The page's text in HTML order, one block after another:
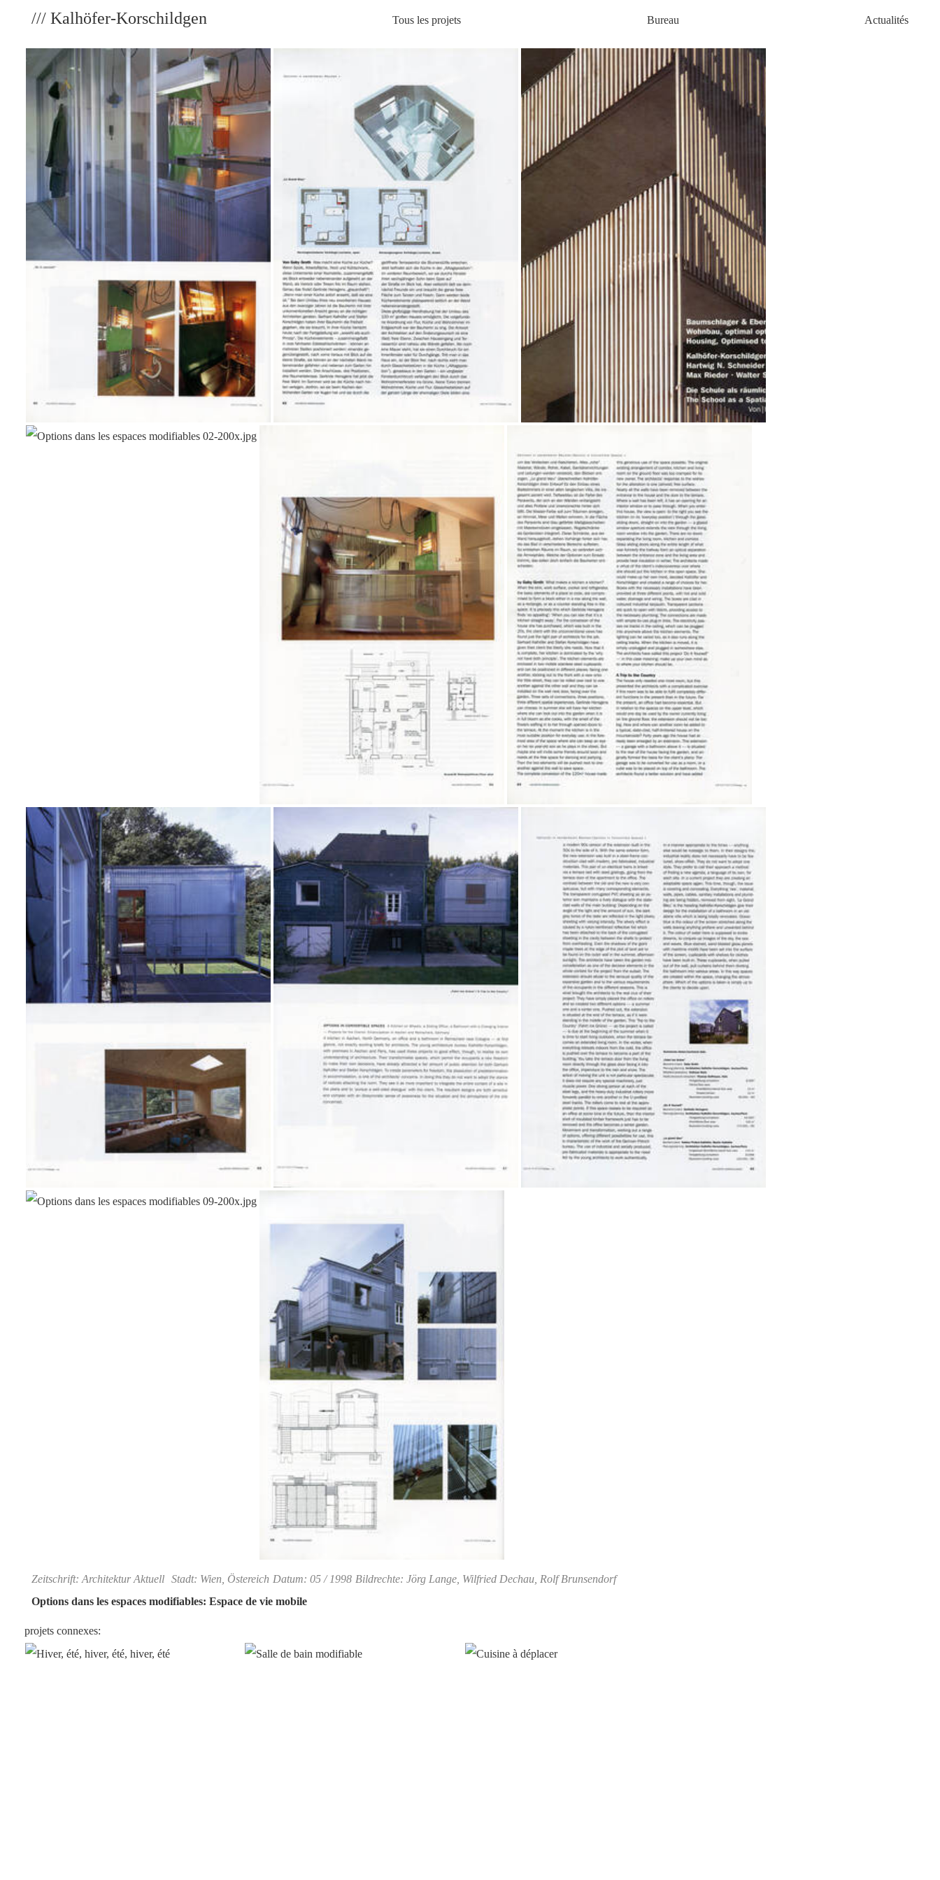
/// Kalhöfer-Korschildgen Tous les projets Bureau Actualités
Zeitschrift: Architektur Aktuell Stadt: Wien, Östereich Datum: 05 / 1998 Bildrechte: Jörg Lange, Wilfried Dechau, Rolf Brunsendorf
Options dans les espaces modifiables: Espace de vie mobile
projets connexes: